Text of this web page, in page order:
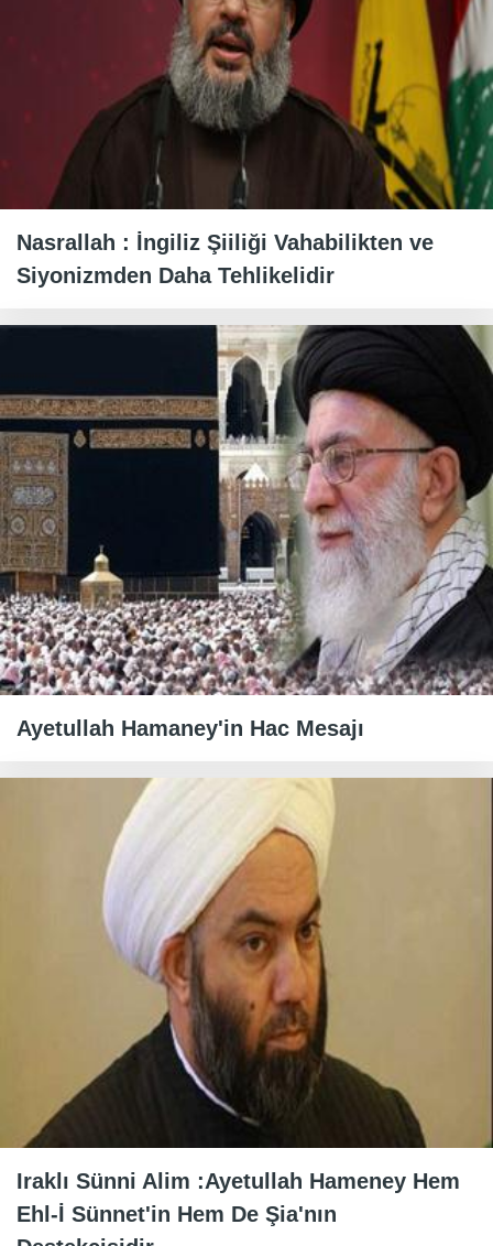
Nasrallah : İngiliz Şiiliği Vahabilikten ve
Siyonizmden Daha Tehlikelidir
Ayetullah Hamaney'in Hac Mesajı
Iraklı Sünni Alim :Ayetullah Hameney Hem
Ehl-İ Sünnet'in Hem De Şia'nın